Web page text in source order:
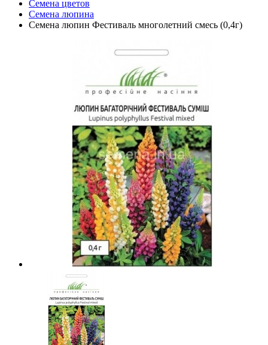
Семена цветов
Семена люпина
Семена люпин Фестиваль многолетний смесь (0,4г)